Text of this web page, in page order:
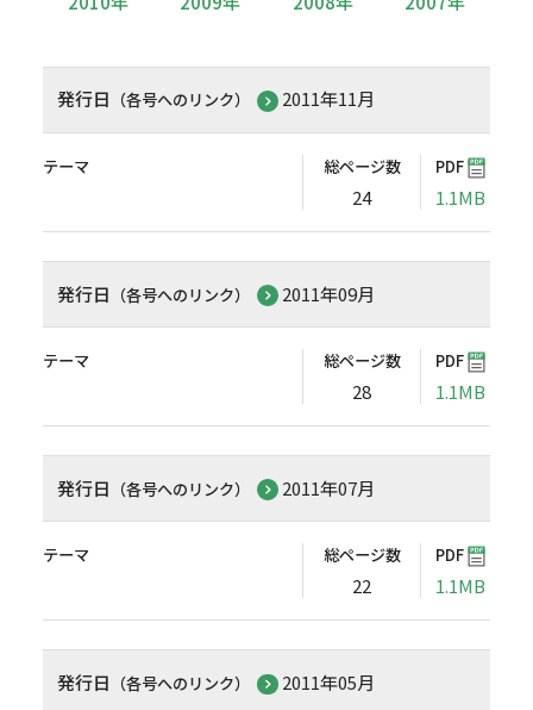
発行日 （各号へのリンク） 2011年11月
テーマ 総ページ数
24
PDF
1.1MB
発行日 （各号へのリンク） 2011年09月
テーマ 総ページ数
28
PDF
1.1MB
発行日 （各号へのリンク） 2011年07月
テーマ 総ページ数
22
PDF
1.1MB
発行日 （各号へのリンク） 2011年05月